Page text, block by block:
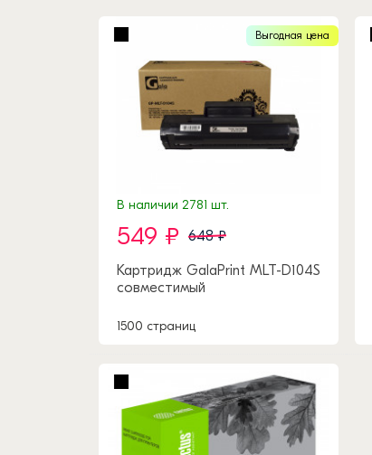
Выгодная цена
В наличии 2781 шт.
549 ₽ 648 ₽
Картридж GalaPrint MLT-D104S
совместимый
1500 страниц